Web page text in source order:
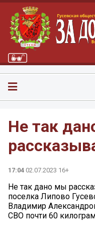
Не так
17:04 02.07.2023 16+
Не так дано мы
поселка Липово
Владимир
СВО почти 60